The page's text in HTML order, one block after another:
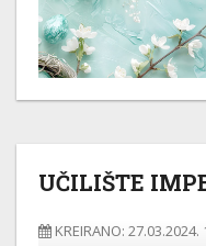
UČILIŠTE
KREIRANO: 27.03.2024.